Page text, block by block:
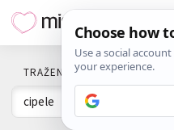
TRAŽENI POJAM